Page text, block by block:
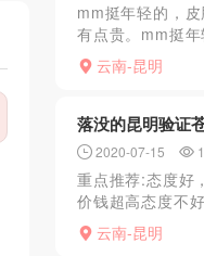
mm挺年轻的，
有点贵。mm挺
价格稍微有点贵。
云南-昆明
落没的昆明验证
2020-07-15
重点推荐:态度好
价钱超高态度不
子满天飞。这两
了几个见面小弟
云南-昆明